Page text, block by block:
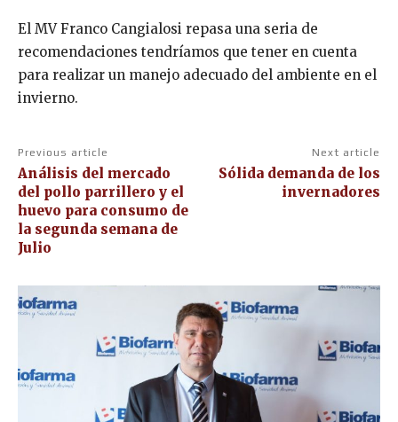
El MV Franco Cangialosi repasa una seria de
recomendaciones tendríamos que tener en cuenta
para realizar un manejo adecuado del ambiente en el
invierno.
Previous article
Análisis del mercado
del pollo parrillero y el
huevo para consumo de
la segunda semana de
Julio
Next article
Sólida demanda de los
invernadores